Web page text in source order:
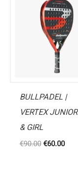
BULLPADEL |
VERTEX
& GIRL
€90.00 €60.00